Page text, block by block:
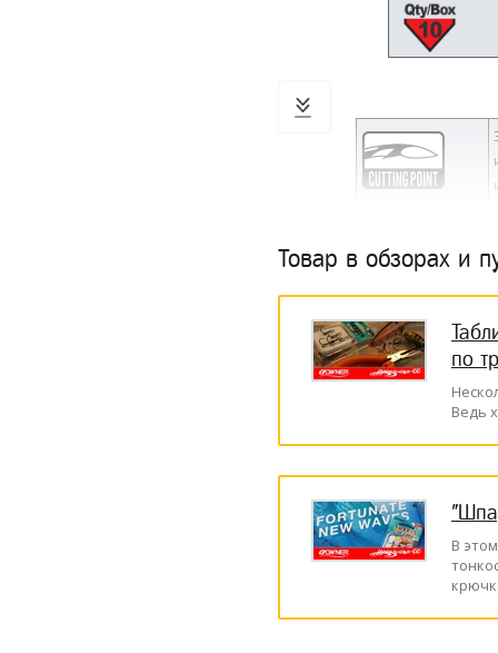
Товар в обзорах и
по
Ведь
В